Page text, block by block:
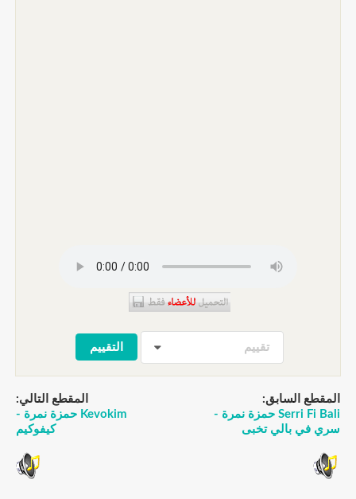
تقييم
المقطع السابق:
Serri Fi Bali حمزة نمرة -
سري في بالي تخبى
المقطع التالي:
Kevokim حمزة نمرة -
كيفوكيم